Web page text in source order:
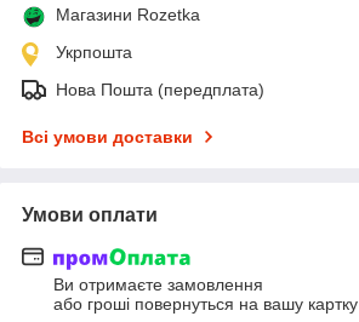
Магазини Rozetka
Укрпошта
Нова Пошта (передплата)
Всі умови доставки
Умови оплати
Ви отримаєте замовлення
або гроші повернуться на вашу картку